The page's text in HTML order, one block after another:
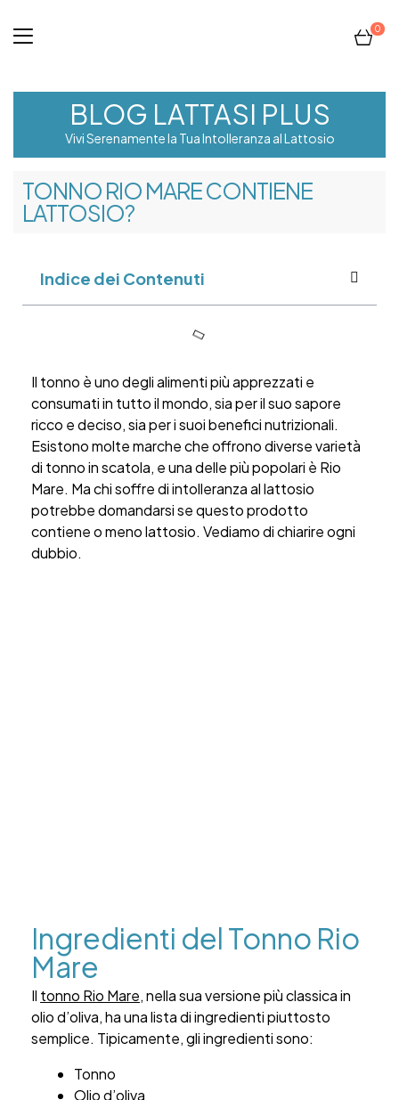
0
BLOG LATTASI PLUS
Vivi Serenamente la Tua Intolleranza al Lattosio
TONNO RIO MARE CONTIENE
LATTOSIO?
Indice dei Contenuti
Il tonno è uno degli alimenti più apprezzati e
consumati in tutto il mondo, sia per il suo sapore
ricco e deciso, sia per i suoi benefici nutrizionali.
Esistono molte marche che offrono diverse varietà
di tonno in scatola, e una delle più popolari è Rio
Mare. Ma chi soffre di intolleranza al lattosio
potrebbe domandarsi se questo prodotto
contiene o meno lattosio. Vediamo di chiarire ogni
dubbio.
Ingredienti del Tonno Rio
Mare
Il tonno Rio Mare, nella sua versione più classica in
olio d’oliva, ha una lista di ingredienti piuttosto
semplice. Tipicamente, gli ingredienti sono:
Tonno
Olio d’oliva